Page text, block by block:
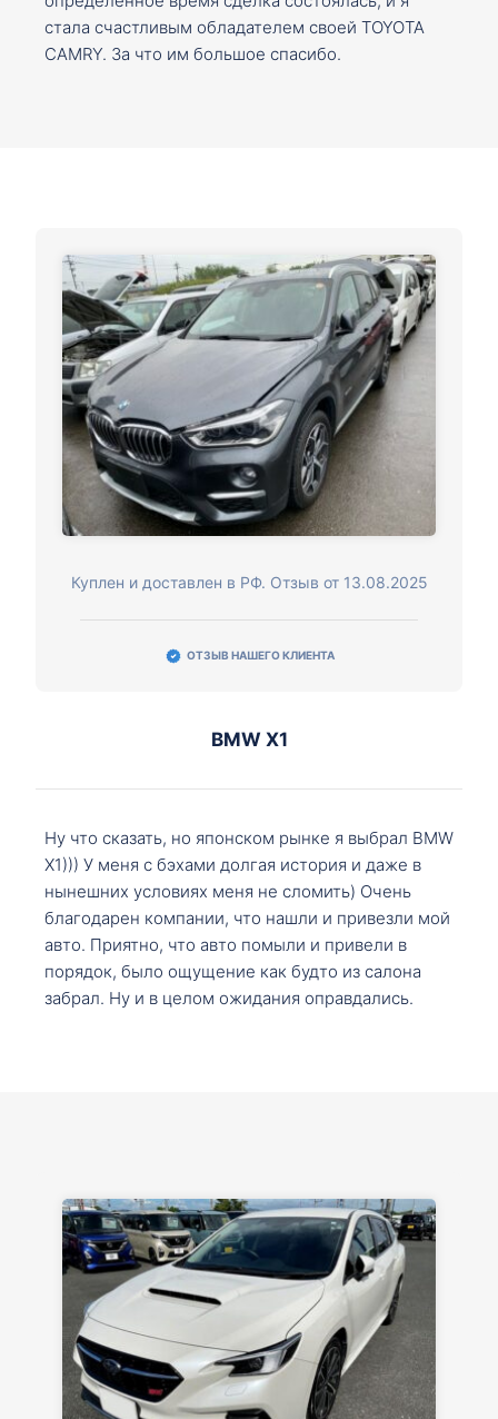
стала счастливым обладателем своей TOYOTA
CAMRY. За что им большое спасибо.
Куплен и доставлен в РФ. Отзыв от 13.08.2025
ОТЗЫВ НАШЕГО КЛИЕНТА
BMW X1
Ну что сказать, но японском рынке я выбрал BMW
X1))) У меня с бэхами долгая история и даже в
нынешних условиях меня не сломить) Очень
благодарен компании, что нашли и привезли мой
авто. Приятно, что авто помыли и привели в
порядок, было ощущение как будто из салона
забрал. Ну и в целом ожидания оправдались.